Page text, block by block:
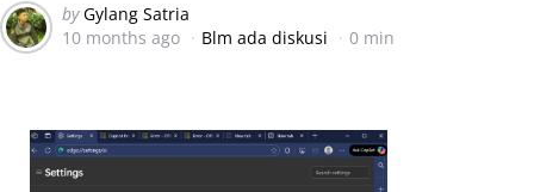
Posted
by
by Gylang Satria
10 months ago
Blm ada diskusi 0 min